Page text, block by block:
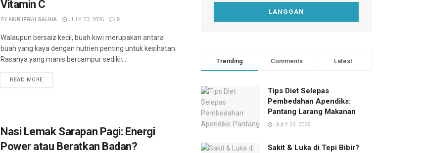
Vitamin C
BY NUR IFFAH SALIHA JULY 23, 2026 0
Walaupun bersaiz kecil, buah kiwi merupakan antara
buah yang kaya dengan nutrien penting untuk kesihatan.
Rasanya yang manis bercampur sedikit...
READ MORE
Nasi Lemak Sarapan Pagi: Energi
Power atau Beratkan Badan?
Trending Comments Latest
Tips Diet Selepas
Pembedahan Apendiks:
Pantang Larang Makanan
JULY 23, 2025
Sakit & Luka di Tepi Bibir?